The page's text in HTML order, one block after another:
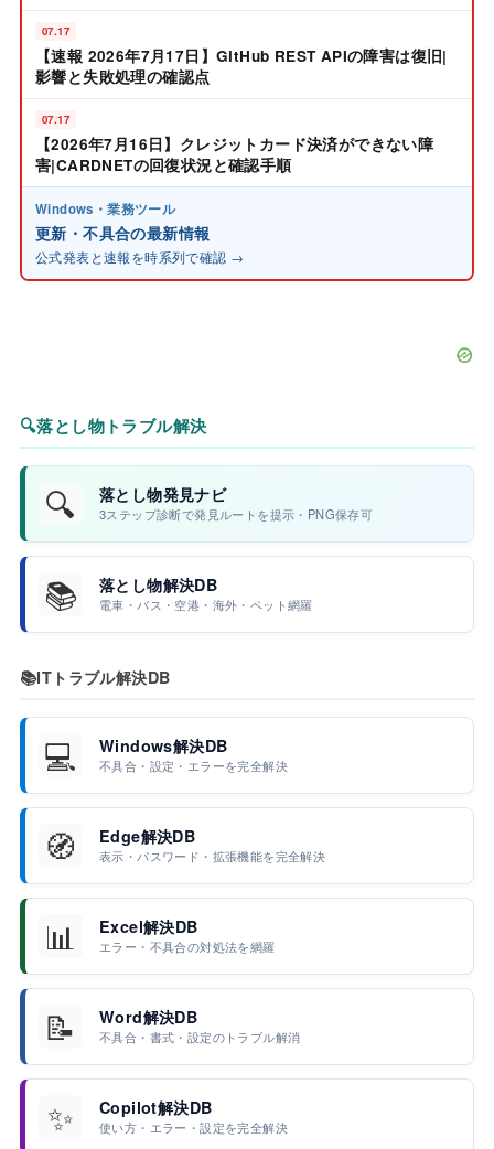
07.17
【速報 2026年7月17日】GitHub REST APIの障害は復旧|
影響と失敗処理の確認点
07.17
【2026年7月16日】クレジットカード決済ができない障
害|CARDNETの回復状況と確認手順
Windows・業務ツール
更新・不具合の最新情報
公式発表と速報を時系列で確認 →
🔍落とし物トラブル解決
🔍 落とし物発見ナビ
3ステップ診断で発見ルートを提示・PNG保存可
📚 落とし物解決DB
電車・バス・空港・海外・ペット網羅
📚ITトラブル解決DB
💻 Windows解決DB
不具合・設定・エラーを完全解決
🧭 Edge解決DB
表示・パスワード・拡張機能を完全解決
📊 Excel解決DB
エラー・不具合の対処法を網羅
📝 Word解決DB
不具合・書式・設定のトラブル解消
✨ Copilot解決DB
使い方・エラー・設定を完全解決